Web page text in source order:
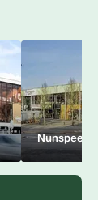
Nunspeet